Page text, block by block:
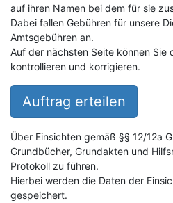
auf ihren Namen bei dem für sie
Dabei fallen Gebühren für unsere
Amtsgebühren an.
Auf der nächsten Seite können Sie
kontrollieren und korrigieren.
Auftrag erteilen
Über Einsichten gemäß §§ 12/12a
Grundbücher, Grundakten und
Protokoll zu führen.
Hierbei werden die Daten der
gespeichert.